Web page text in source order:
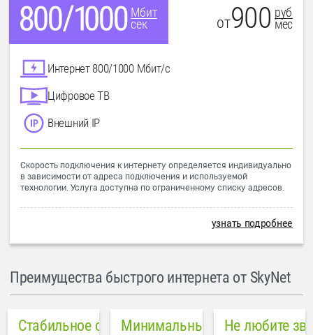
Мбит
сек
от900 руб
мес
Интернет 800/1000 Мбит/с
Цифровое ТВ
Внешний IP
Скорость подключения к интернету определяется индивидуально
в зависимости от адреса подключения и используемой
технологии. Услуга доступна по ограниченному списку адресов.
узнать подробнее
Преимущества быстрого интернета от SkyNet
Стабильное соединениеМинимальный пинг в городе
Не любите